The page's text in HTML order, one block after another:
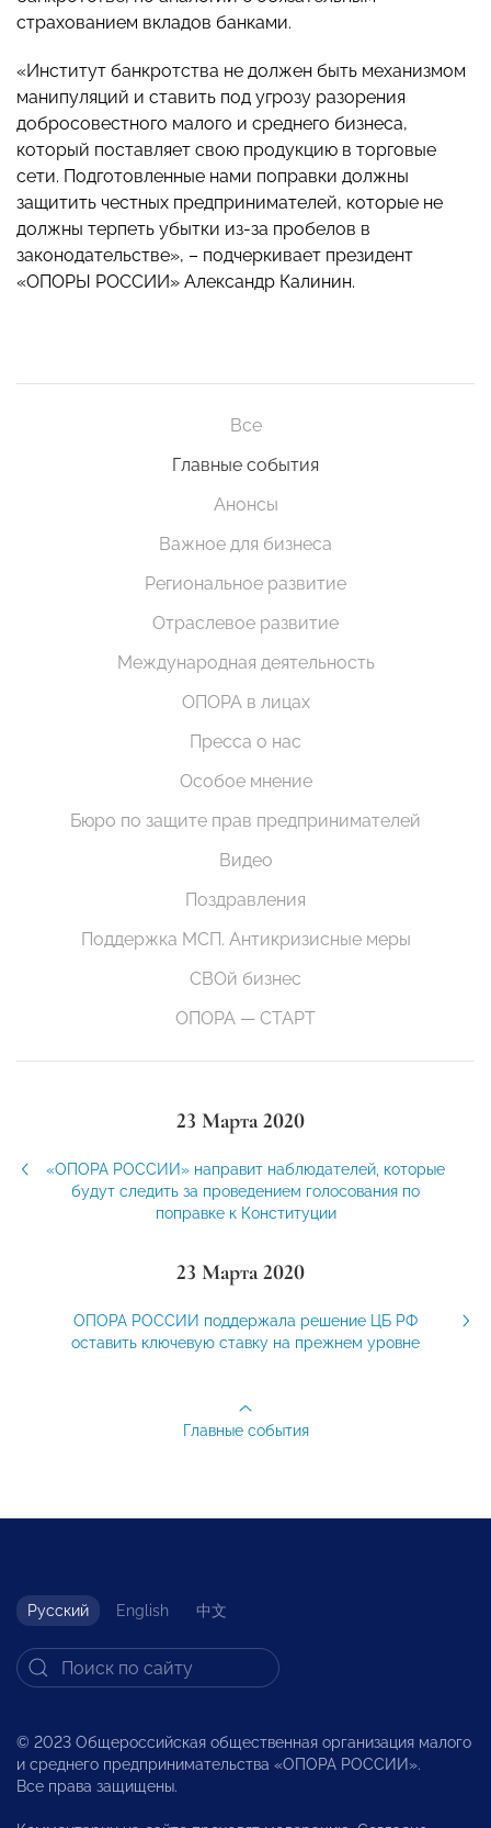
страхованием вкладов банками.
«Институт банкротства не должен быть механизмом
манипуляций и ставить под угрозу разорения
добросовестного малого и среднего бизнеса,
который поставляет свою продукцию в торговые
сети. Подготовленные нами поправки должны
защитить честных предпринимателей, которые не
должны терпеть убытки из-за пробелов в
законодательстве», – подчеркивает президент
«ОПОРЫ РОССИИ» Александр Калинин.
Все
Главные события
Анонсы
Важное для бизнеса
Региональное развитие
Отраслевое развитие
Международная деятельность
ОПОРА в лицах
Пресса о нас
Особое мнение
Бюро по защите прав предпринимателей
Видео
Поздравления
Поддержка МСП. Антикризисные меры
СВОй бизнес
ОПОРА — СТАРТ
23 Марта 2020
«ОПОРА РОССИИ» направит наблюдателей, которые
будут следить за проведением голосования по
поправке к Конституции
23 Марта 2020
ОПОРА РОССИИ поддержала решение ЦБ РФ
оставить ключевую ставку на прежнем уровне
Главные события
Русский English 中文
© 2023 Общероссийская общественная организация малого
и среднего предпринимательства «ОПОРА РОССИИ».
Все права защищены.